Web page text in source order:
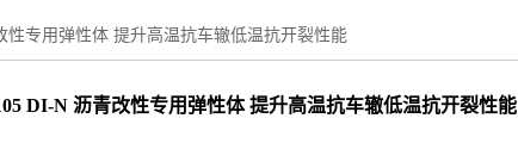
性专用弹性体 提升高温抗车辙低温抗开裂性能
DI-N 沥青改性专用弹性体 提升高温抗车辙低温抗开裂性能